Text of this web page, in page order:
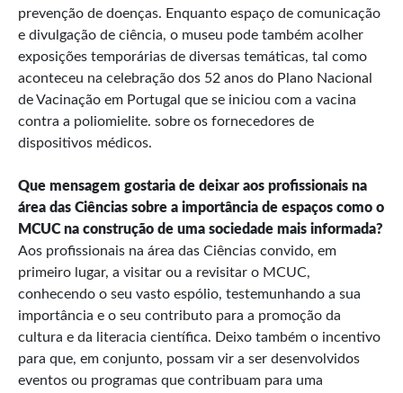
prevenção de doenças. Enquanto espaço de comunicação
e divulgação de ciência, o museu pode também acolher
exposições temporárias de diversas temáticas, tal como
aconteceu na celebração dos 52 anos do Plano Nacional
de Vacinação em Portugal que se iniciou com a vacina
contra a poliomielite. sobre os fornecedores de
dispositivos médicos.
Que mensagem gostaria de deixar aos profissionais na
área das Ciências sobre a importância de espaços como o
MCUC na construção de uma sociedade mais informada?
Aos profissionais na área das Ciências convido, em
primeiro lugar, a visitar ou a revisitar o MCUC,
conhecendo o seu vasto espólio, testemunhando a sua
importância e o seu contributo para a promoção da
cultura e da literacia científica. Deixo também o incentivo
para que, em conjunto, possam vir a ser desenvolvidos
eventos ou programas que contribuam para uma